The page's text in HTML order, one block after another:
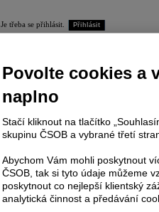
Je třeba se přihlásit. Přihlásit
Povolte cookies a
naplno
Stačí kliknout na tlačítko
skupinu ČSOB a vybrané třetí
Abychom Vám mohli poskytnout
ČSOB, tak si tyto údaje můžeme
poskytnout co nejlepší klientský
analytická činnost a předávání